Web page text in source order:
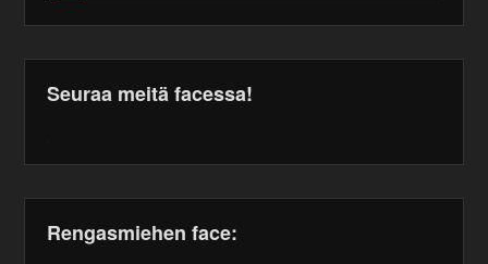
Seuraa meitä facessa!
Rengasmiehen face: